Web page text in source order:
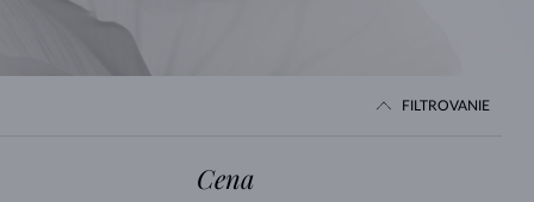
FILTROVANIE
Cena